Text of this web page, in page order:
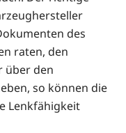
des
raten, den
über den
so können die
Lenkfähigkeit